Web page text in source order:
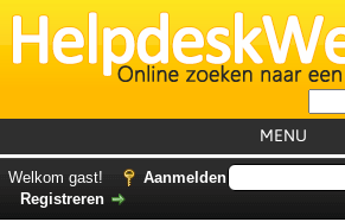
MENU
Welkom gast!
Aanmelden
Registreren